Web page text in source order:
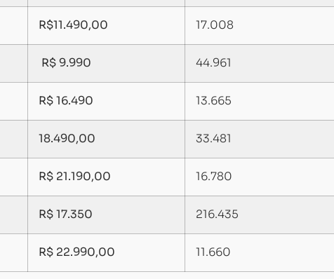
R$11.490,00 17.008
R$ 9.990 44.961
R$ 16.490 13.665
18.490,00 33.481
R$ 21.190,00 16.780
R$ 17.350 216.435
R$ 22.990,00 11.660